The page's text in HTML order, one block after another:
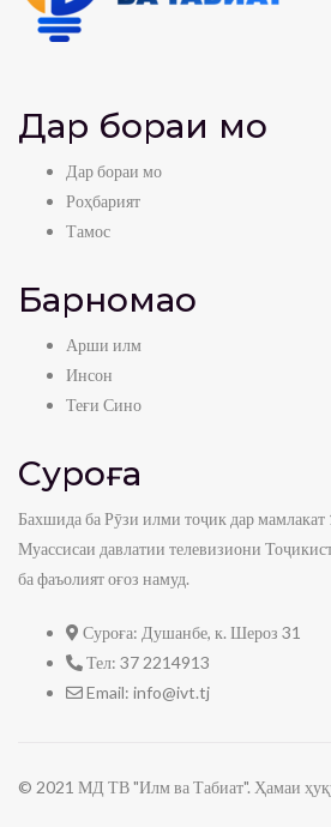
Дар бораи мо
Дар бораи мо
Роҳбарият
Тамос
Барномаҳо
Арши илм
Инсон
Теғи Сино
Суроға
Бахшида ба Рӯзи илми тоҷик дар мамлакат
Муассисаи давлатии телевизиони
ба фаъолият оғоз намуд.
Суроға: Душанбе, к. Шероз 31
Тел: 37 2214913
Email: info@ivt.tj
© 2021 МД ТВ "Илм ва Табиат". Ҳамаи